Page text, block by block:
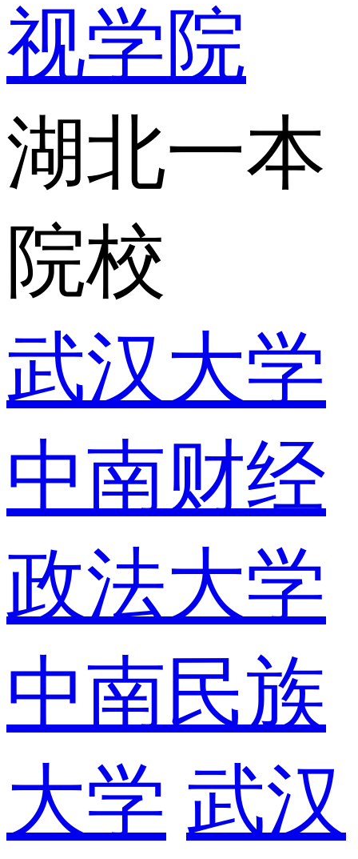
视学院
湖北一本
院校
武汉大学
中南财经
政法大学
中南民族
大学 武汉